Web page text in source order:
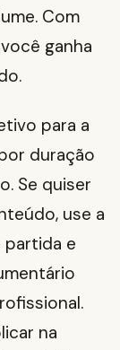
Com
ganha
para a
duração
Se quiser
use a
e
na